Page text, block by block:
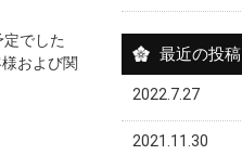
でした
および関
最近の投稿
2022.7.27
2021.11.30